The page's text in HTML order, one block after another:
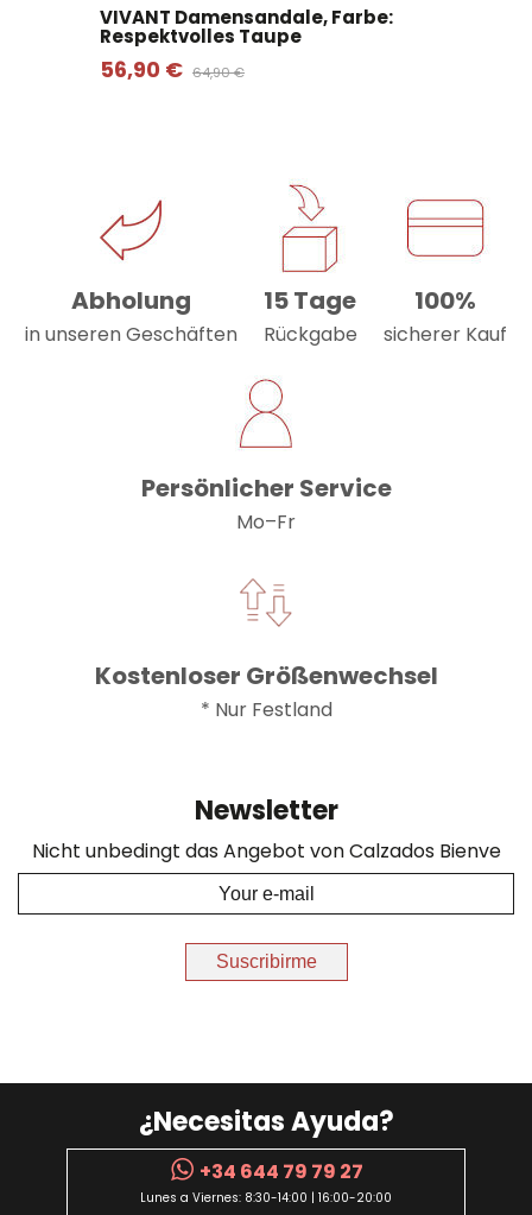
VIVANT Damensandale, Farbe:
Respektvolles Taupe
56,90 € 64,90 €
Abholung
in unseren Geschäften
15 Tage
Rückgabe
100%
sicherer Kauf
Persönlicher Service
Mo–Fr
Kostenloser Größenwechsel
* Nur Festland
Newsletter
Nicht unbedingt das Angebot von Calzados Bienve
Suscribirme
¿Necesitas Ayuda?
+34 644 79 79 27
Lunes a Viernes: 8:30-14:00 | 16:00-20:00